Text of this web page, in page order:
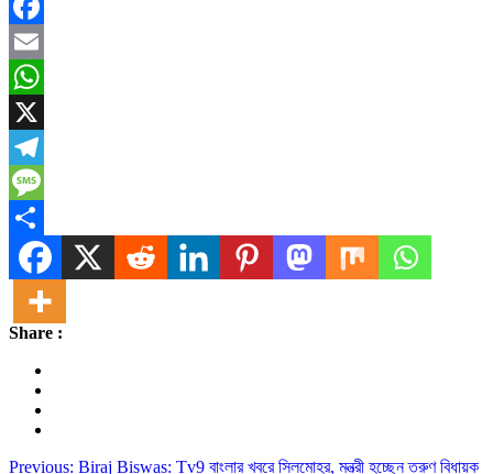
Facebook
Email
WhatsApp
X
Telegram
Message
Share
Share :
Previous: Biraj Biswas: Tv9 বাংলার খবরে সিলমোহর, মন্ত্রী হচ্ছেন তরুণ বিধায়ক